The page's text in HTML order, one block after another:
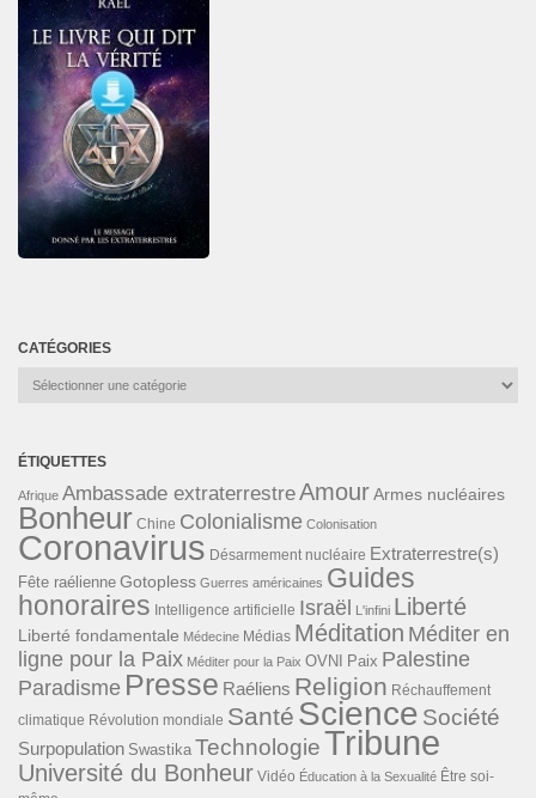
CATÉGORIES
Catégories
ÉTIQUETTES
Afrique Ambassade extraterrestreAmourArmes nucléaires
Bonheur Chine Colonialisme Colonisation
Coronavirus Désarmement nucléaire Extraterrestre(s)
Fête raélienne Gotopless Guerres américaines Guides
honoraires Intelligence artificielle Israël L'infini Liberté
Liberté fondamentale Médecine Médias Méditation Méditer en
ligne pour la Paix Méditer pour la Paix OVNI Paix Palestine
Paradisme Presse Raéliens Religion Réchauffement
climatique Révolution mondiale Santé Science Société
Surpopulation Swastika TechnologieTribune
Université du Bonheur Vidéo Éducation à la Sexualité Être soi-